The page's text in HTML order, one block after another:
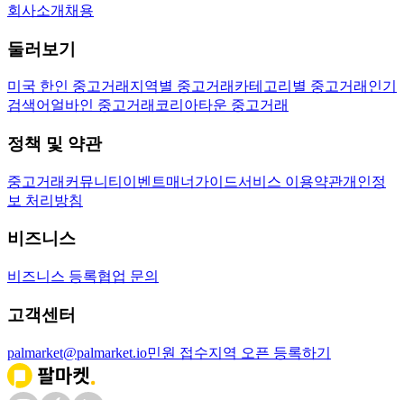
회사소개 채용
둘러보기
미국 한인 중고거래 지역별 중고거래 카테고리별 중고거래 인기
검색어 얼바인 중고거래 코리아타운 중고거래
정책 및 약관
중고거래 커뮤니티 이벤트매너가이드서비스 이용약관개인정
보 처리방침
비즈니스
비즈니스 등록협업 문의
고객센터
palmarket@palmarket.io민원 접수지역 오픈 등록하기